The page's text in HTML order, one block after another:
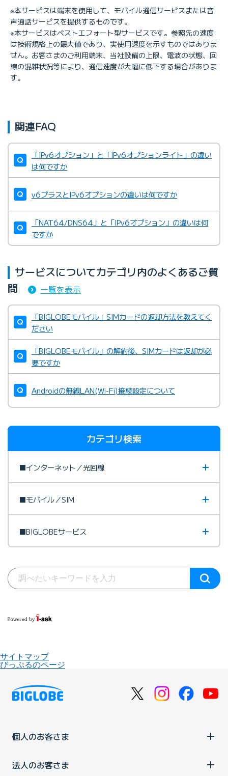
※本サービスは端末を使用して、モバイル通信サービスまたは音
声通話サービスを提供するものです。
※本サービスはベストエフォート型サービスです。参照先の速度
は技術規格上の最大値であり、実使用速度を示すものではありま
せん。お客さまのご利用端末、当社設備の上限、電波の状態、回
線の混雑状況等により、通信速度が大幅に低下する場合がありま
す。
関連FAQ
「IPv6オプション」と「IPv6オプションライト」の違い
は何ですか
v6プラスとIPv6オプションの違いは何ですか
「NAT64/DNS64」と「IPv6オプション」の違いは何
ですか
サービスについてカテゴリ内のよくあるご質
問
一覧を表示
「BIGLOBEモバイル」SIMカードの返却方法を教えてく
ださい
「BIGLOBEモバイル」の解約後、SIMカードは返却が必
要ですか
Androidの無線LAN(Wi-Fi)接続設定について
カテゴリ検索
■インターネット／光回線
■モバイル／SIM
■BIGLOBEサービス
サイトマップ
びっぷるのページ
個人のお客さま
法人のお客さま